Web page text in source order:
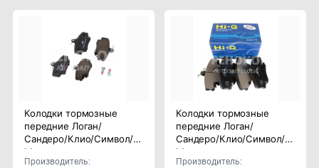
Колодки тормозные
передние Логан/
Сандеро/Клио/Символ/
Меган
Производитель:
Колодки тормозные
передние Логан/
Сандеро/Клио/Символ/
Меган
Производитель: